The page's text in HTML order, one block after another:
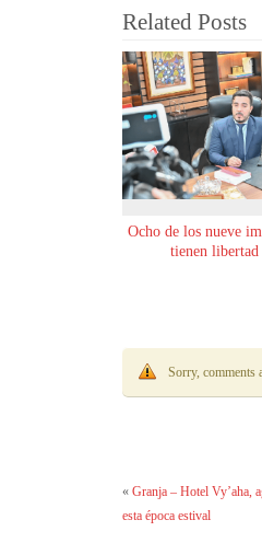
Related Posts
Ocho de los nueve
tienen
Sorry, comments
« Granja – Hotel Vy’aha,
esta época estival